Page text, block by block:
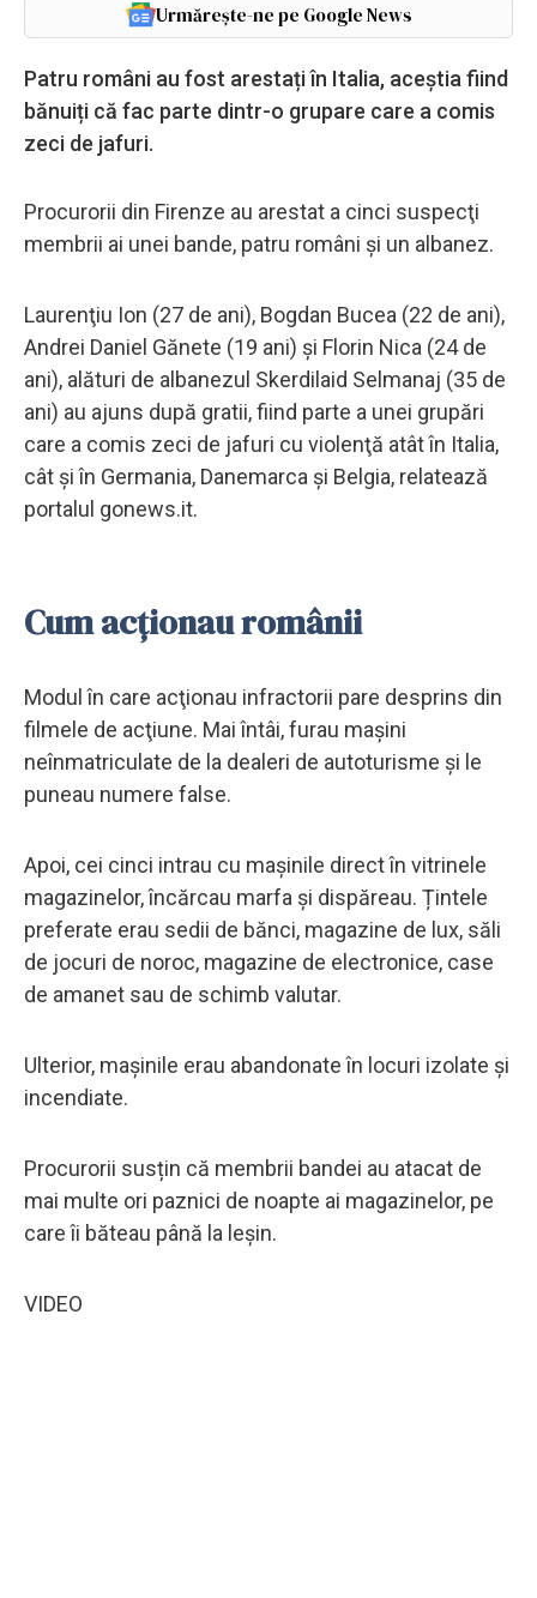
Urmărește-ne pe Google News
Patru români au fost arestați în Italia, aceștia fiind
bănuiți că fac parte dintr-o grupare care a comis
zeci de jafuri.
Procurorii din Firenze au arestat a cinci suspecţi
membrii ai unei bande, patru români și un albanez.
Laurenţiu Ion (27 de ani), Bogdan Bucea (22 de ani),
Andrei Daniel Gănete (19 ani) şi Florin Nica (24 de
ani), alături de albanezul Skerdilaid Selmanaj (35 de
ani) au ajuns după gratii, fiind parte a unei grupări
care a comis zeci de jafuri cu violenţă atât în Italia,
cât şi în Germania, Danemarca şi Belgia, relatează
portalul gonews.it.
Cum acționau românii
Modul în care acţionau infractorii pare desprins din
filmele de acţiune. Mai întâi, furau maşini
neînmatriculate de la dealeri de autoturisme și le
puneau numere false.
Apoi, cei cinci intrau cu maşinile direct în vitrinele
magazinelor, încărcau marfa şi dispăreau. Țintele
preferate erau sedii de bănci, magazine de lux, săli
de jocuri de noroc, magazine de electronice, case
de amanet sau de schimb valutar.
Ulterior, maşinile erau abandonate în locuri izolate și
incendiate.
Procurorii susțin că membrii bandei au atacat de
mai multe ori paznici de noapte ai magazinelor, pe
care îi băteau până la leșin.
VIDEO